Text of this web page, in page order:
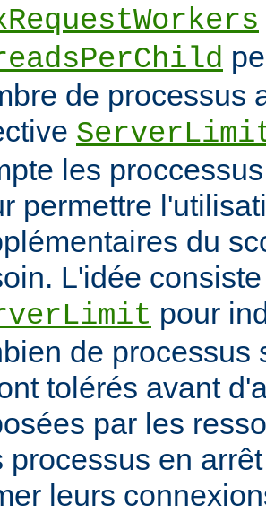
de processus
les
permettre
du
L'idée
pour
de processus
tolérés avant
par les
processus en
leurs